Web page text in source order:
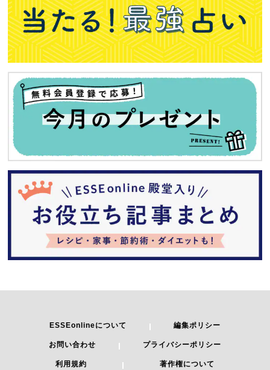
ESSEonlineについて 編集ポリシー
お問い合わせ プライバシーポリシー
利用規約 著作権について